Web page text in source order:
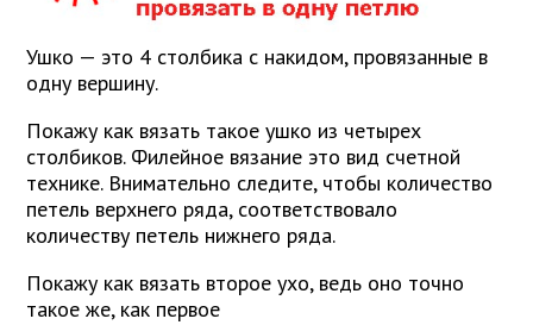
Ушко — это 4 столбика с накидом, провязанные в
одну вершину.
Покажу как вязать такое ушко из четырех
столбиков. Филейное вязание это вид счетной
технике. Внимательно следите, чтобы количество
петель верхнего ряда, соответствовало
количеству петель нижнего ряда.
Покажу как вязать второе ухо, ведь оно точно
такое же, как первое